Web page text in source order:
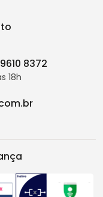
8372
18h